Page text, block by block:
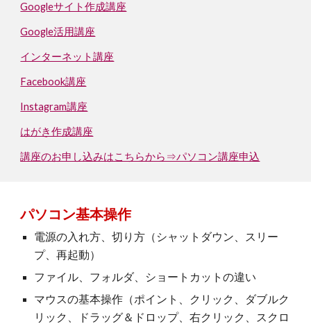
Googleサイト作成講座
Google活用講座
インターネット講座
Facebook講座
Instagram講座
はがき作成講座
講座のお申し込みはこちらから⇒パソコン講座申込
パソコン基本操作
電源の入れ方、切り方（シャットダウン、スリー
プ、再起動）
ファイル、フォルダ、ショートカットの違い
マウスの基本操作（ポイント、クリック、ダブルク
リック、ドラッグ＆ドロップ、右クリック、スクロ